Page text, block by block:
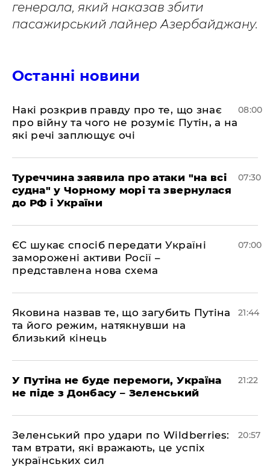
генерала, який наказав збити
пасажирський лайнер Азербайджану.
Останні новини
Накі розкрив правду про те, що знає
про війну та чого не розуміє Путін, а на
які речі заплющує очі
08:00
Туреччина заявила про атаки "на всі
судна" у Чорному морі та звернулася
до РФ і України
07:30
ЄС шукає спосіб передати Україні
заморожені активи Росії –
представлена ​​нова схема
07:00
Яковина назвав те, що загубить Путіна
та його режим, натякнувши на
близький кінець
21:44
У Путіна не буде перемоги, Україна
не піде з Донбасу – Зеленський
21:22
Зеленський про удари по Wildberries:
там втрати, які вражають, це успіх
українських сил
20:57